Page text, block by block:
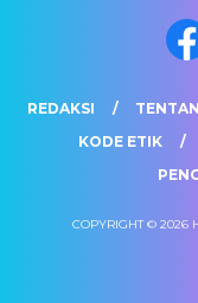
REDAKSI
KODE ETIK
COPYRIGHT © 2026